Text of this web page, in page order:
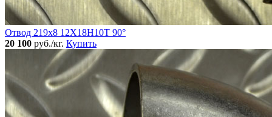
Отвод 219х8 12Х18Н10Т 90°
20 100 руб./кг. Купить